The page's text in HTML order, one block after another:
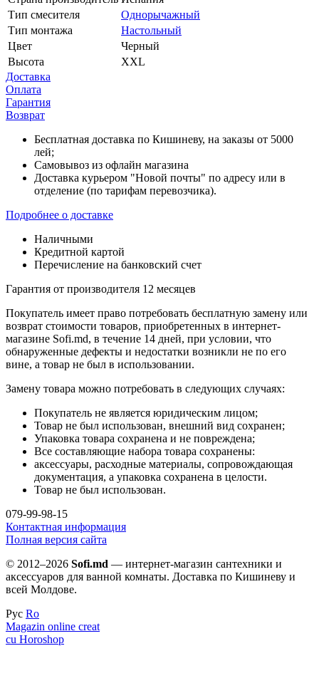
Тип смесителя
Однорычажный
Тип монтажа
Настольный
Цвет
Черный
Высота
XXL
Доставка
Оплата
Гарантия
Возврат
Бесплатная доставка по Кишиневу, на заказы от 5000
лей;
Самовывоз из офлайн магазина
Доставка курьером "Новой почты" по адресу или в
отделение (по тарифам перевозчика).
Подробнее о доставке
Наличными
Кредитной картой
Перечисление на банковский счет
Гарантия от производителя 12 месяцев
Покупатель имеет право потребовать бесплатную замену или
возврат стоимости товаров, приобретенных в интернет-
магазине Sofi.md, в течение 14 дней, при условии, что
обнаруженные дефекты и недостатки возникли не по его
вине, а товар не был в использовании.
Замену товара можно потребовать в следующих случаях:
Покупатель не является юридическим лицом;
Товар не был использован, внешний вид сохранен;
Упаковка товара сохранена и не повреждена;
Все составляющие набора товара сохранены:
аксессуары, расходные материалы, сопровождающая
документация, а упаковка сохранена в целости.
Товар не был использован.
079-99-98-15
Контактная информация
Полная версия сайта
© 2012–2026 Sofi.md — интернет-магазин сантехники и
аксессуаров для ванной комнаты. Доставка по Кишиневу и
всей Молдове.
Рус Ro
Magazin online creat
cu Horoshop